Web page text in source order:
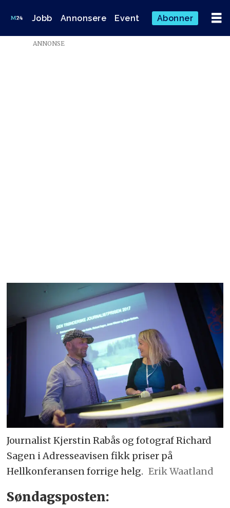
Jobb Annonsere Event Abonner
ANNONSE
Journalist Kjerstin Rabås og fotograf Richard
Sagen i Adresseavisen fikk priser på
Hellkonferansen forrige helg. Erik Waatland
Søndagsposten: